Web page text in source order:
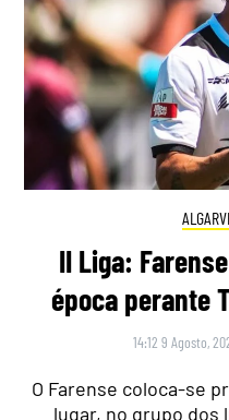
II Liga:
época perante
14:12 9 Agosto,
O Farense coloca-se
lugar, no grupo